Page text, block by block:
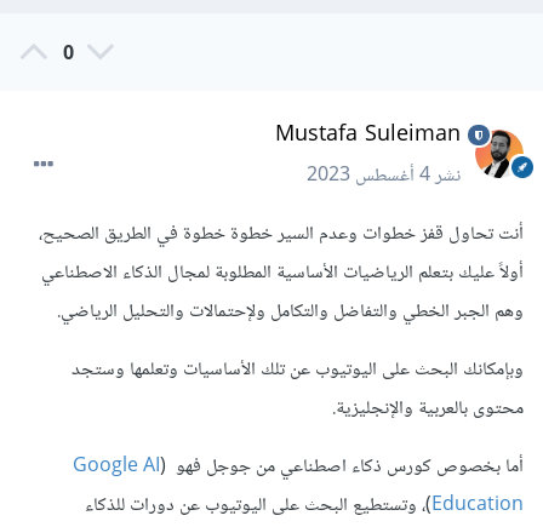
0
Mustafa Suleiman
نشر4 أغسطس 2023
أنت تحاول قفز خطوات وعدم السير خطوة خطوة في الطريق الصحيح،
أولاً عليك بتعلم الرياضيات الأساسية المطلوبة لمجال الذكاء الاصطناعي
وهم الجبر الخطي والتفاضل والتكامل ولإحتمالات والتحليل الرياضي.
وبإمكانك البحث على اليوتيوب عن تلك الأساسيات وتعلمها وستجد
محتوى بالعربية والإنجليزية.
أما بخصوص كورس ذكاء اصطناعي من جوجل فهو ( Google AI
Education)، وتستطيع البحث على اليوتيوب عن دورات للذكاء